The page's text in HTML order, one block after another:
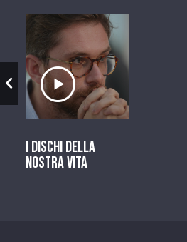
Ascolta il servizio
I dischi della
nostra vita